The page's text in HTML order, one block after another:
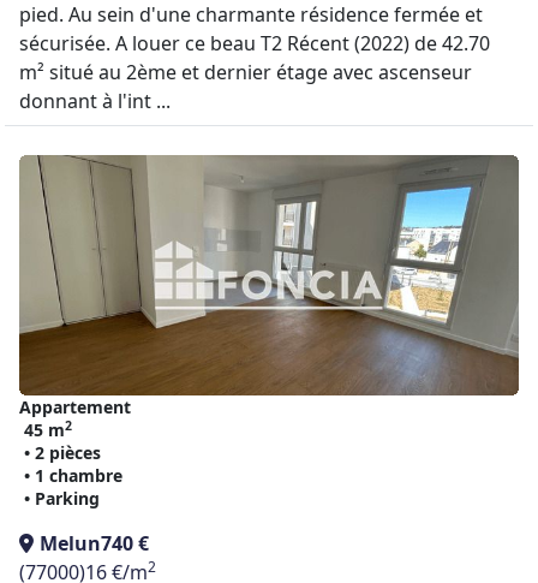
pied. Au sein d'une charmante résidence fermée et
sécurisée. A louer ce beau T2 Récent (2022) de 42.70
m² situé au 2ème et dernier étage avec ascenseur
donnant à l'int ...
Appartement
45 m2
• 2 pièces
• 1 chambre
• Parking
Melun740 €
(77000)16 €/m2